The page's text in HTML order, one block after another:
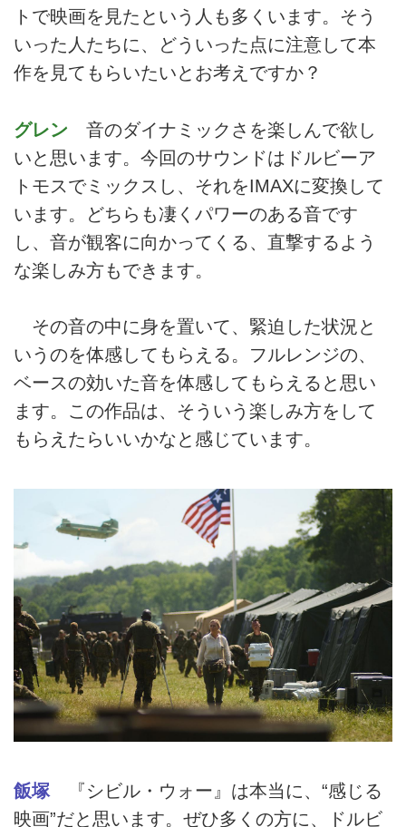
トで映画を見たという人も多くいます。そう
いった人たちに、どういった点に注意して本
作を見てもらいたいとお考えですか？
グレン 音のダイナミックさを楽しんで欲し
いと思います。今回のサウンドはドルビーア
トモスでミックスし、それをIMAXに変換して
います。どちらも凄くパワーのある音です
し、音が観客に向かってくる、直撃するよう
な楽しみ方もできます。
その音の中に身を置いて、緊迫した状況と
いうのを体感してもらえる。フルレンジの、
ベースの効いた音を体感してもらえると思い
ます。この作品は、そういう楽しみ方をして
もらえたらいいかなと感じています。
飯塚『シビル・ウォー』は本当に、“感じる
映画”だと思います。ぜひ多くの方に、ドルビ